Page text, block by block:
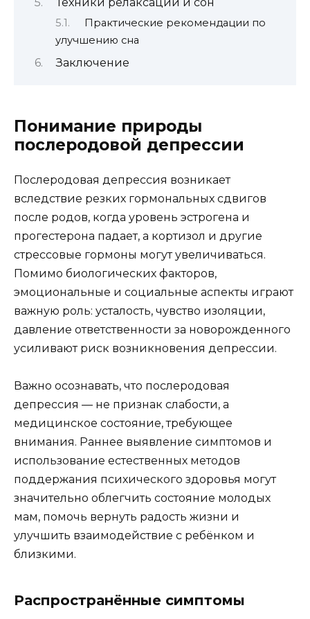
Практические рекомендации по
улучшению сна
Заключение
Понимание природы
послеродовой депрессии
Послеродовая депрессия возникает
вследствие резких гормональных сдвигов
после родов, когда уровень эстрогена и
прогестерона падает, а кортизол и другие
стрессовые гормоны могут увеличиваться.
Помимо биологических факторов,
эмоциональные и социальные аспекты играют
важную роль: усталость, чувство изоляции,
давление ответственности за новорожденного
усиливают риск возникновения депрессии.
Важно осознавать, что послеродовая
депрессия — не признак слабости, а
медицинское состояние, требующее
внимания. Раннее выявление симптомов и
использование естественных методов
поддержания психического здоровья могут
значительно облегчить состояние молодых
мам, помочь вернуть радость жизни и
улучшить взаимодействие с ребёнком и
близкими.
Распространённые симптомы